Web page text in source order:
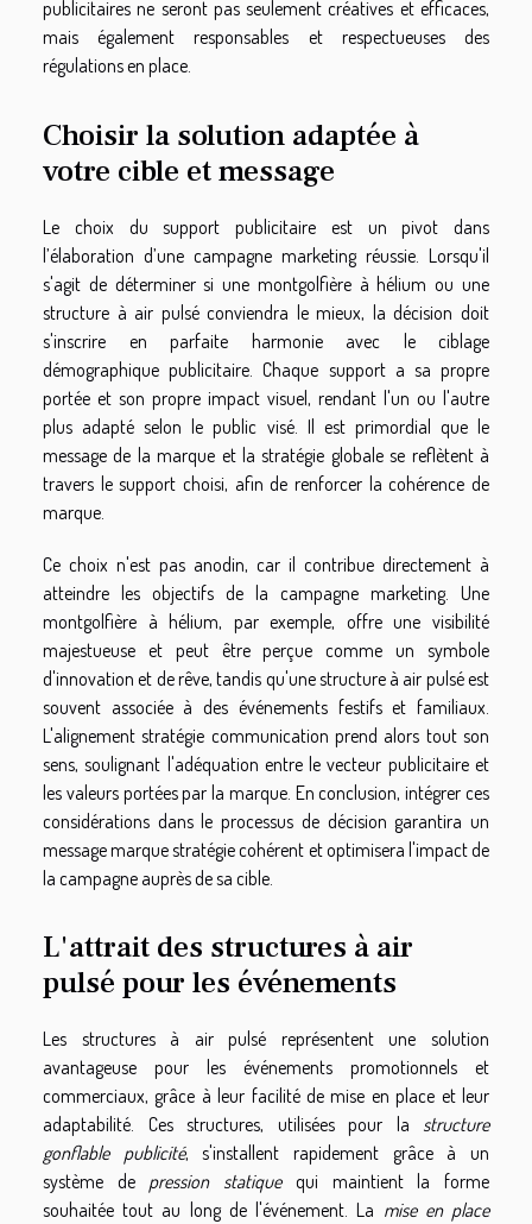
publicitaires ne seront pas seulement créatives et efficaces,
mais également responsables et respectueuses des
régulations en place.
Choisir la solution adaptée à
votre cible et message
Le choix du support publicitaire est un pivot dans
l’élaboration d’une campagne marketing réussie. Lorsqu'il
s'agit de déterminer si une montgolfière à hélium ou une
structure à air pulsé conviendra le mieux, la décision doit
s'inscrire en parfaite harmonie avec le ciblage
démographique publicitaire. Chaque support a sa propre
portée et son propre impact visuel, rendant l'un ou l'autre
plus adapté selon le public visé. Il est primordial que le
message de la marque et la stratégie globale se reflètent à
travers le support choisi, afin de renforcer la cohérence de
marque.
Ce choix n'est pas anodin, car il contribue directement à
atteindre les objectifs de la campagne marketing. Une
montgolfière à hélium, par exemple, offre une visibilité
majestueuse et peut être perçue comme un symbole
d'innovation et de rêve, tandis qu'une structure à air pulsé est
souvent associée à des événements festifs et familiaux.
L'alignement stratégie communication prend alors tout son
sens, soulignant l'adéquation entre le vecteur publicitaire et
les valeurs portées par la marque. En conclusion, intégrer ces
considérations dans le processus de décision garantira un
message marque stratégie cohérent et optimisera l'impact de
la campagne auprès de sa cible.
L'attrait des structures à air
pulsé pour les événements
Les structures à air pulsé représentent une solution
avantageuse pour les événements promotionnels et
commerciaux, grâce à leur facilité de mise en place et leur
adaptabilité. Ces structures, utilisées pour la structure
gonflable publicité, s'installent rapidement grâce à un
système de pression statiquequi maintient la forme
souhaitée tout au long de l'événement. La mise en place